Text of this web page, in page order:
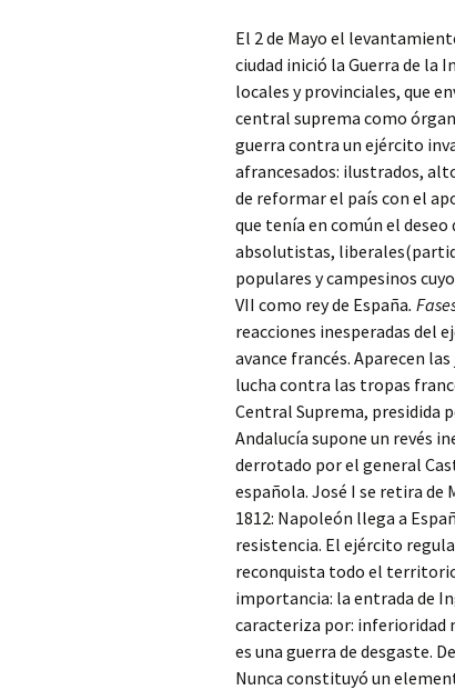
El 2 de Mayo el
ciudad inició la Guerra de la
locales y provinciales, que
central suprema como
guerra contra un ejército
afrancesados: ilustrados,
de reformar el país con el
que tenía en común el deseo
absolutistas,
populares y campesinos
VII como rey de España.
reacciones inesperadas del
avance francés. Aparecen
lucha contra las tropas
Central Suprema, presidida
Andalucía supone un revés
derrotado por el general
española. José I se retira de
1812: Napoleón llega a
resistencia. El ejército
reconquista todo el territorio
importancia: la entrada de
caracteriza por: inferioridad
es una guerra de desgaste.
Nunca constituyó un